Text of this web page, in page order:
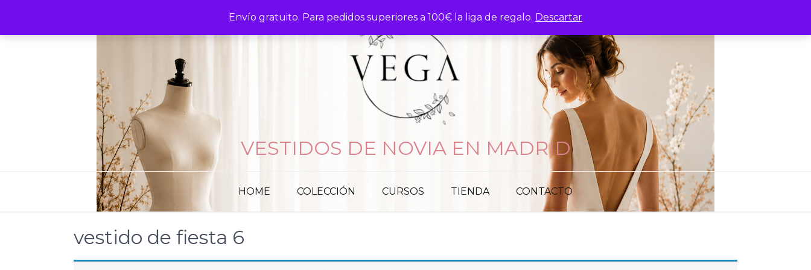
Envío gratuito. Para pedidos superiores a 100€ la liga de regalo. Descartar
content
VESTIDOS DE NOVIA EN MADRID
HOME COLECCIÓN CURSOS TIENDA CONTACTO
vestido de fiesta 6